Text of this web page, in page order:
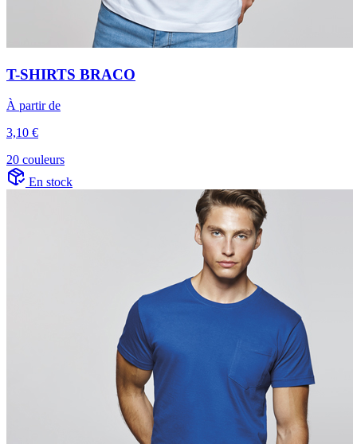
T-SHIRTS BRACO
À partir de
3,10 €
20 couleurs
En stock